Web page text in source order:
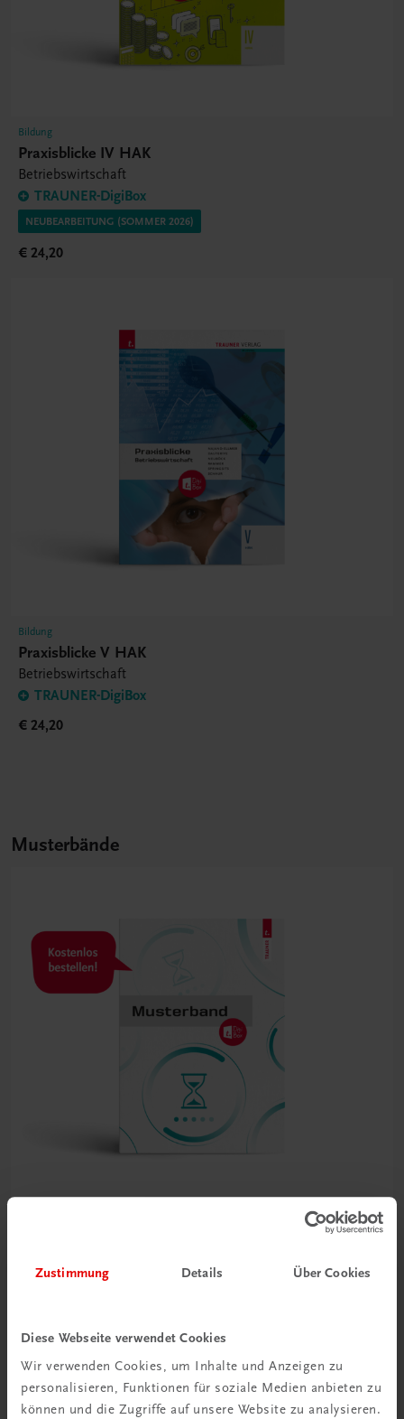
Zustimmung Details Über Cookies
Diese Webseite verwendet Cookies
Wir verwenden Cookies, um Inhalte und Anzeigen zu
personalisieren, Funktionen für soziale Medien anbieten zu
können und die Zugriffe auf unsere Website zu analysieren.
Bildung
Praxisblicke IV HAK
Betriebswirtschaft
TRAUNER-DigiBox
NEUBEARBEITUNG (SOMMER 2026)
€ 24,20
Bildung
Praxisblicke V HAK
Betriebswirtschaft
TRAUNER-DigiBox
€ 24,20
Musterbände
NEUER LEHRPLAN MUSTERBAND